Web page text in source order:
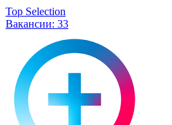
Top Selection
Вакансии: 33